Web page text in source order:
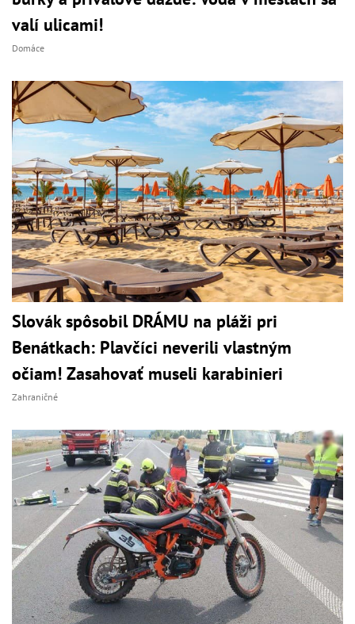
valí ulicami!
Domáce
Slovák spôsobil DRÁMU na pláži pri
Benátkach: Plavčíci neverili vlastným
očiam! Zasahovať museli karabinieri
Zahraničné